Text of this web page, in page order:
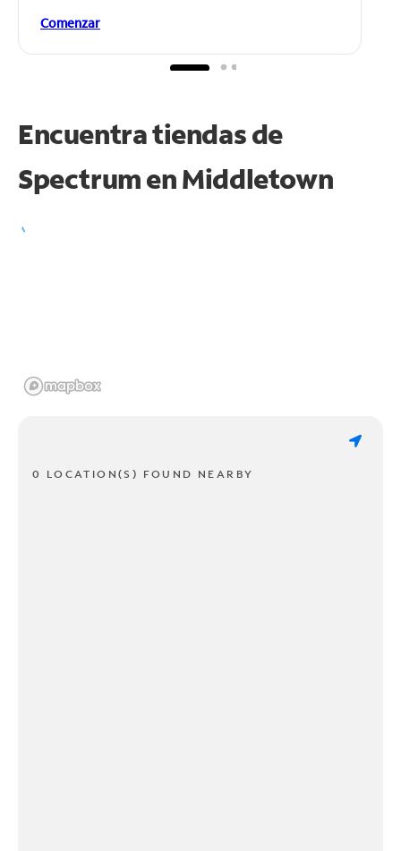
Comenzar
Encuentra tiendas de
Spectrum enMiddletown
0 LOCATION(S) FOUND NEARBY